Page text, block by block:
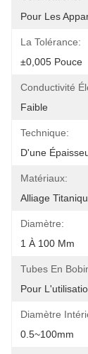
Pour Les
La Tolérance:
±0,005 Pouce
Conductivité
Faible
Technique:
D'une
Matériaux:
Alliage
Diamètre:
1 À 100 Mm
Tubes En
Pour
Diamètre
0.5~100mm